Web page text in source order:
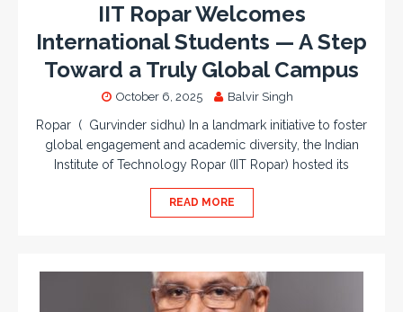
IIT Ropar Welcomes
International Students — A Step
Toward a Truly Global Campus
October 6, 2025 Balvir Singh
Ropar ( Gurvinder sidhu) In a landmark initiative to foster
global engagement and academic diversity, the Indian
Institute of Technology Ropar (IIT Ropar) hosted its
READ MORE